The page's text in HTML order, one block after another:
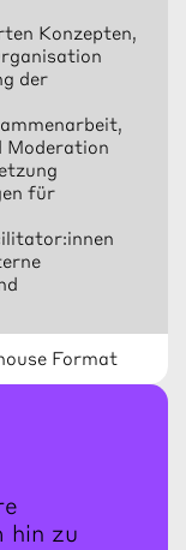
Format
Konzepten,
der
für
hin zu